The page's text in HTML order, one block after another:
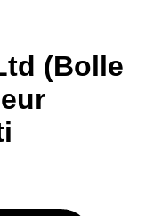
(Bolle